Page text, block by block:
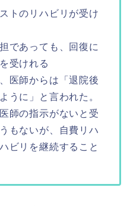
トのリハビリが受け
であっても、回復に
受けれる
医師からは「退院後
うに」と言われた。
師の指示がないと受
もないが、自費リハ
ビリを継続すること